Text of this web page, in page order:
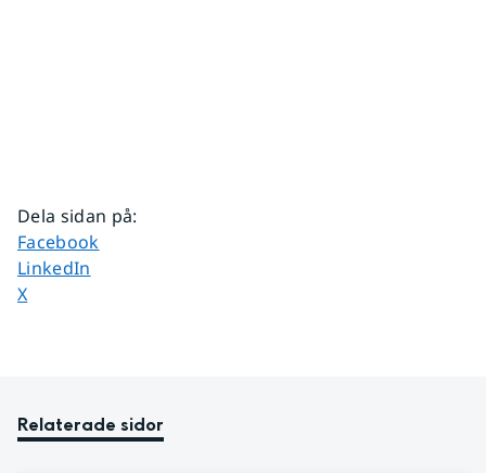
Dela sidan på:
Dela sidan på
Facebook
Dela sidan på
LinkedIn
Dela sidan på
X
Relaterade sidor